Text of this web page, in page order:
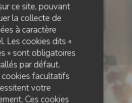
ce site, pouvant
la collecte de
à caractère
Les cookies dits «
» sont obligatoires
par défaut.
cookies facultatifs
votre
Ces cookies